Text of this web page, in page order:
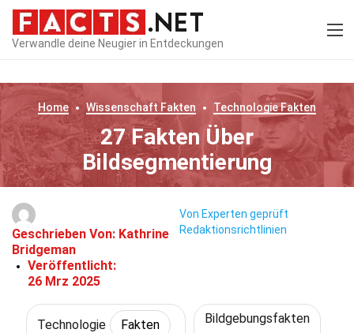
Verwandle deine Neugier in Entdeckungen
Home Wissenschaft Fakten TechnologieFakten
27 Fakten Über
Bildsegmentierung
Geschrieben Von: Kathrine
Bridgeman
Veröffentlicht:
26 Mrz 2025
Von Experten geprüft
Redaktionsrichtlinien
Technologie Fakten Bildgebungsfakten